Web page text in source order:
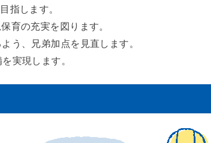
指します。
育の充実を図ります。
う、兄弟加点を見直します。
実現します。